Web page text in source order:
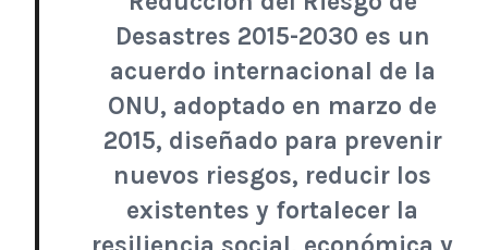
Desastres 2015-2030 es un
acuerdo internacional de la
ONU, adoptado en marzo de
2015, diseñado para prevenir
nuevos riesgos, reducir los
existentes y fortalecer la